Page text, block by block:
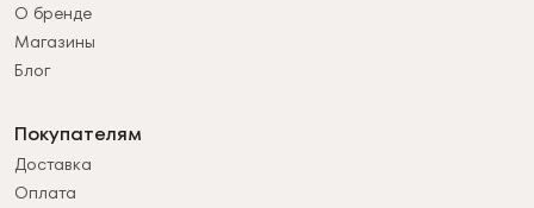
О бренде
Магазины
Блог
Покупателям
Доставка
Оплата